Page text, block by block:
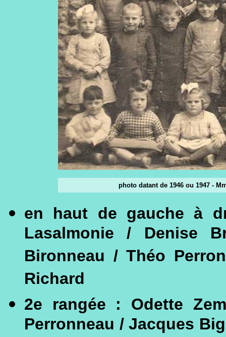
photo datant de 1946 ou 1947 -
en haut de gauche à
Lasalmonie / Denise
Bironneau / Théo
Richard
2e rangée : Odette
Perronneau / Jacques